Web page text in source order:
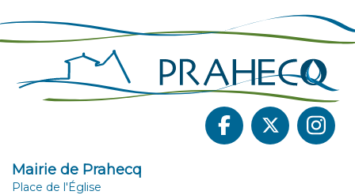
Mairie de Prahecq
Place de l'Église